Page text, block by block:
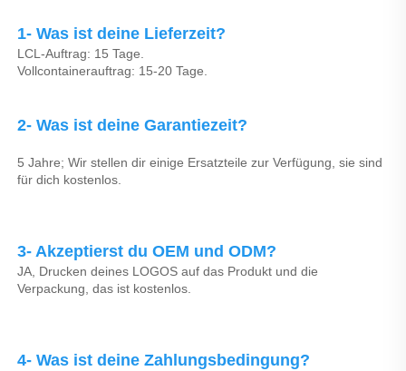
1- Was ist deine Lieferzeit?
LCL-Auftrag: 15 Tage.
Vollcontainerauftrag: 15-20 Tage.
2- Was ist deine Garantiezeit?
5 Jahre; Wir stellen dir einige Ersatzteile zur Verfügung, sie sind
für dich kostenlos.
3- Akzeptierst du OEM und ODM?
JA, Drucken deines LOGOS auf das Produkt und die
Verpackung, das ist kostenlos.
4- Was ist deine Zahlungsbedingung?